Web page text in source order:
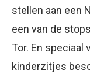
stellen aan een
een van de
Tor. En speciaal
kinderzitjes